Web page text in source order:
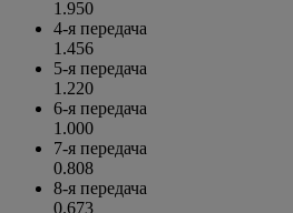
1.950
4-я передача
1.456
5-я передача
1.220
6-я передача
1.000
7-я передача
0.808
8-я передача
0.673